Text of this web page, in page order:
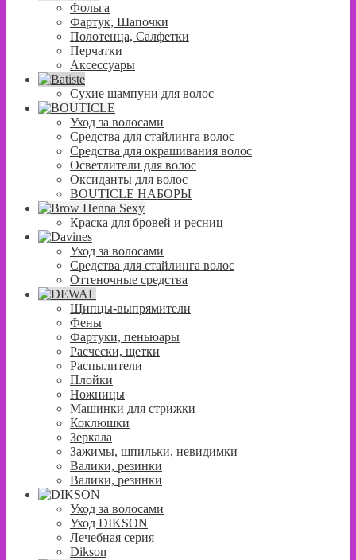
Фольга
Фартук, Шапочки
Полотенца, Салфетки
Перчатки
Аксессуары
Сухие шампуни для волос
Уход за волосами
Средства для стайлинга волос
Средства для окрашивания волос
Осветлители для волос
Оксиданты для волос
BOUTICLE НАБОРЫ
Краска для бровей и ресниц
Уход за волосами
Средства для стайлинга волос
Оттеночные средства
Щипцы-выпрямители
Фены
Фартуки, пеньюары
Расчески, щетки
Распылители
Плойки
Ножницы
Машинки для стрижки
Коклюшки
Зеркала
Зажимы, шпильки, невидимки
Валики, резинки
Валики, резинки
Уход за волосами
Уход DIKSON
Лечебная серия
Dikson